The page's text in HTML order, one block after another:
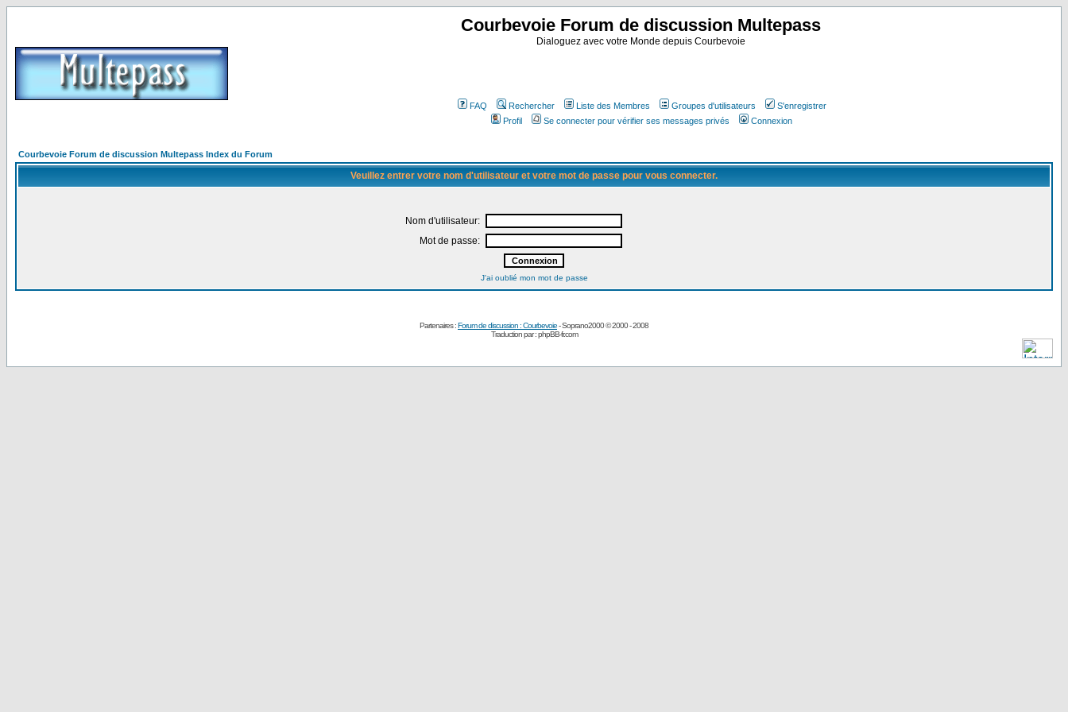
Courbevoie Forum de discussion Multepass
Dialoguez avec votre Monde depuis Courbevoie
FAQ Rechercher Liste des Membres Groupes d'utilisateurs
S'enregistrer
Profil
Se connecter pour vérifier ses messages privés Connexion
Courbevoie Forum de discussion Multepass Index du Forum
Veuillez entrer votre nom d'utilisateur et votre mot de passe pour vous connecter.
Nom d'utilisateur:
Mot de passe:
J'ai oublié mon mot de passe
Partenaires :Forum de discussion : Courbevoie- Soprano2000 © 2000 - 2008
Traduction par :phpBB-fr.com